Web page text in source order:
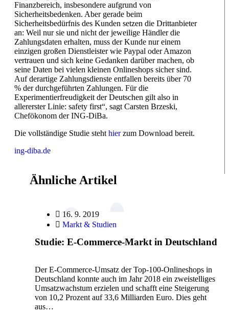
Finanzbereich, insbesondere aufgrund von
Sicherheitsbedenken. Aber gerade beim
Sicherheitsbedürfnis des Kunden setzen die Drittanbieter
an: Weil nur sie und nicht der jeweilige Händler die
Zahlungsdaten erhalten, muss der Kunde nur einem
einzigen großen Dienstleister wie Paypal oder Amazon
vertrauen und sich keine Gedanken darüber machen, ob
seine Daten bei vielen kleinen Onlineshops sicher sind.
Auf derartige Zahlungsdienste entfallen bereits über 70
% der durchgeführten Zahlungen. Für die
Experimentierfreudigkeit der Deutschen gilt also in
allererster Linie: safety first“, sagt Carsten Brzeski,
Chefökonom der ING-DiBa.
Die vollständige Studie steht hierzum Download bereit.
ing-diba.de
Ähnliche Artikel
16. 9. 2019
Markt & Studien
Studie: E-Commerce-Markt in Deutschland
Der E-Commerce-Umsatz der Top-100-Onlineshops in
Deutschland konnte auch im Jahr 2018 ein zweistelliges
Umsatzwachstum erzielen und schafft eine Steigerung
von 10,2 Prozent auf 33,6 Milliarden Euro. Dies geht
aus…